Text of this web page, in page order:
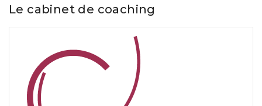
Le cabinet de coaching